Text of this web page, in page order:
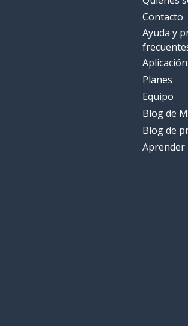
Contacto
Ayuda y
Planes
Equipo
Blog de
Blog de
Aprender